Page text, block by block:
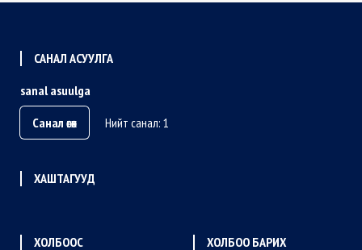
САНАЛ АСУУЛГА
sanal asuulga
Санал өгөх
Нийт санал: 1
ХАШТАГУУД
ХОЛБООС ХОЛБОО БАРИХ